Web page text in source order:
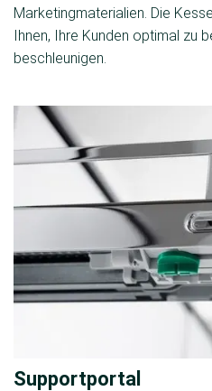
Marketingmaterialien. Die
Ihnen, Ihre Kunden optimal zu
beschleunigen.
Supportportal